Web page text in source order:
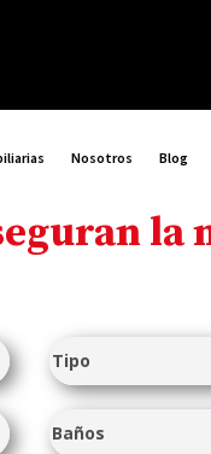
Nosotros Blog